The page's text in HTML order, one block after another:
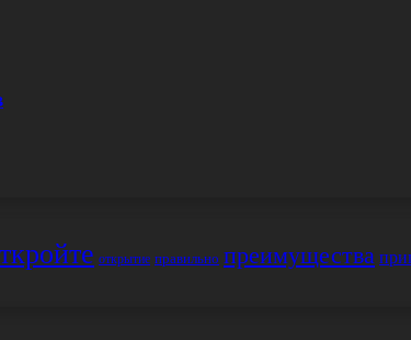
открытие правильно преимущества